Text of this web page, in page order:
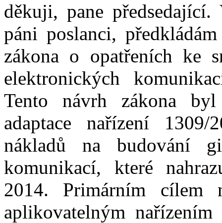
děkuji, pane předsedající.
páni poslanci,
zákona o opatřeních ke
elektronických
Tento návrh zákona
adaptace nařízení
nákladů na budování
komunikací, které
2014. Primárním cílem
aplikovatelným